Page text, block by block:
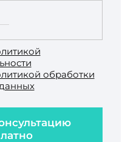
обработки